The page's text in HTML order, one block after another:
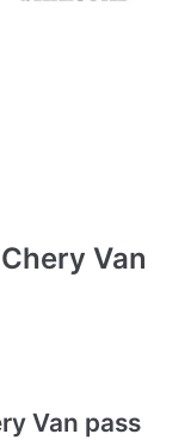
Van
Van pass